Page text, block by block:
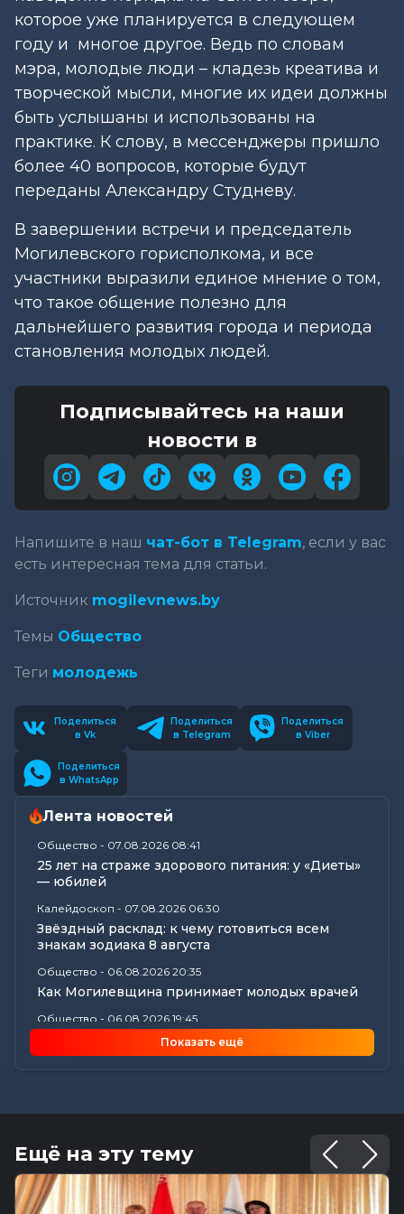
которое уже планируется в следующем
году и многое другое. Ведь по словам
мэра, молодые люди – кладезь креатива и
творческой мысли, многие их идеи должны
быть услышаны и использованы на
практике. К слову, в мессенджеры пришло
более 40 вопросов, которые будут
переданы Александру Студневу.
В завершении встречи и председатель
Могилевского горисполкома, и все
участники выразили единое мнение о том,
что такое общение полезно для
дальнейшего развития города и периода
становления молодых людей.
Подписывайтесь на наши
новости в
Напишите в наш чат-бот в Telegram, если у вас
есть интересная тема для статьи.
Источник mogilevnews.by
Темы Общество
Теги молодежь
Поделиться
в Vk
Поделиться
в Telegram
Поделиться
в Viber
Поделиться
в WhatsApp
Лента новостей
Общество - 07.08.2026 08:41
25 лет на страже здорового питания: у «Диеты»
— юбилей
Калейдоскоп - 07.08.2026 06:30
Звёздный расклад: к чему готовиться всем
знакам зодиака 8 августа
Общество - 06.08.2026 20:35
Как Могилевщина принимает молодых врачей
Общество - 06.08.2026 19:45
Рассказываем, как в Могилеве чествовали
лучших строителей...
годности: что пора...
Общество
Как профсоюзы Могилевщины помогают
семьям собрать детей к новому...
Происшествия -06.08.2026 16:09
Показать ещё
Ещё на эту тему